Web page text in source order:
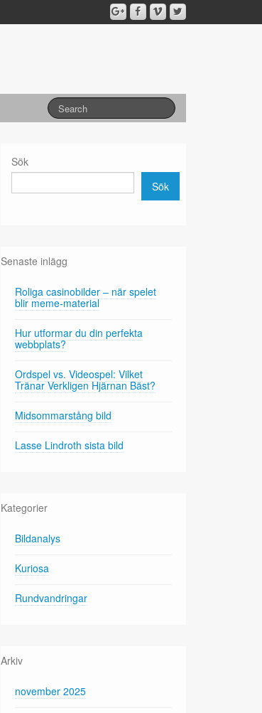
Sök
Sök
Senaste inlägg
Roliga casinobilder – när spelet
blir meme-material
Hur utformar du din perfekta
webbplats?
Ordspel vs. Videospel: Vilket
Tränar Verkligen Hjärnan Bäst?
Midsommarstång bild
Lasse Lindroth sista bild
Kategorier
Bildanalys
Kuriosa
Rundvandringar
Arkiv
november 2025